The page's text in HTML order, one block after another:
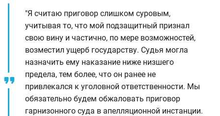
"Я считаю приговор слишком суровым,
учитывая то, что мой подзащитный признал
свою вину и частично, по мере возможностей,
возместил ущерб государству. Судья могла
назначить ему наказание ниже низшего
предела, тем более, что он ранее не
привлекался к уголовной ответственности. Мы
обязательно будем обжаловать приговор
гарнизонного суда в апелляционной инстанции.